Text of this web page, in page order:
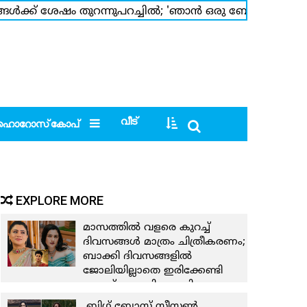
ശേഷം തുറന്നുപറച്ചില്‍; 'ഞാന്‍ ഒരു ബോളിവുഡ്
ജാനകി ജാനെയില്‍ നവ്യക്കൊപ്പമുള്ള ഇന്റിമേറ്റ്
വീട്
EXPLORE MORE
മാസത്തില്‍ വളരെ കുറച്ച്
ദിവസങ്ങള്‍ മാത്രം ചിത്രീകരണം;
ബാക്കി ദിവസങ്ങളില്‍
ജോലിയില്ലാതെ ഇരിക്കേണ്ടി
വന്നത് മാനസികമായി
ബുദ്ധിമുട്ടുണ്ടാക്കി;പുതിയ